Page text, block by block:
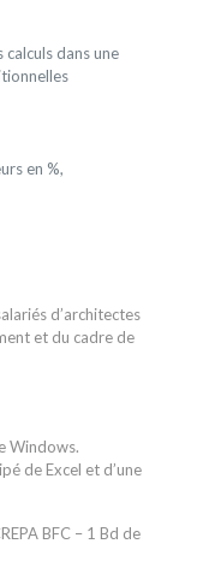
dans une
en %,
d’architectes
et du cadre de
Windows.
de Excel et d’une
BFC – 1 Bd de